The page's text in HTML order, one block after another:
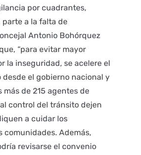
por cuadrantes,
parte a la falta de
Antonio Bohórquez
“para evitar mayor
la inseguridad, se acelere el
desde el gobierno nacional y
más de 215 agentes de
control del tránsito dejen
a cuidar los
comunidades. Además,
revisarse el convenio